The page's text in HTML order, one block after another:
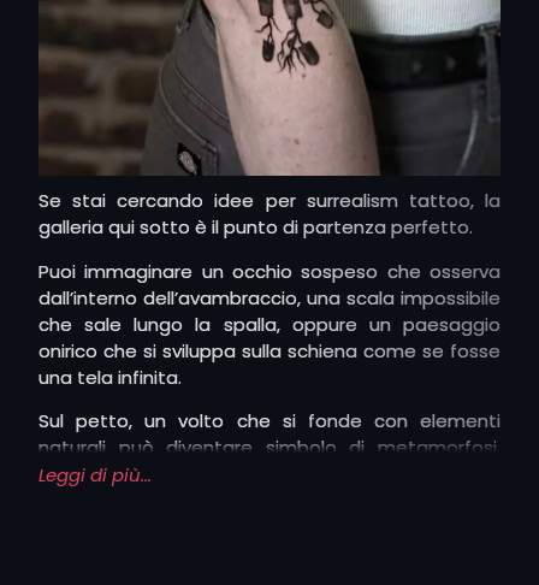
Se stai cercando idee per surrealism tattoo, la
galleria qui sotto è il punto di partenza perfetto.
Puoi immaginare un occhio sospeso che osserva
dall’interno dell’avambraccio, una scala impossibile
che sale lungo la spalla, oppure un paesaggio
onirico che si sviluppa sulla schiena come se fosse
una tela infinita.
Sul petto, un volto che si fonde con elementi
naturali può diventare simbolo di metamorfosi,
mentre un tatuaggio surrealista sulla coscia o sulla
Leggi di più...